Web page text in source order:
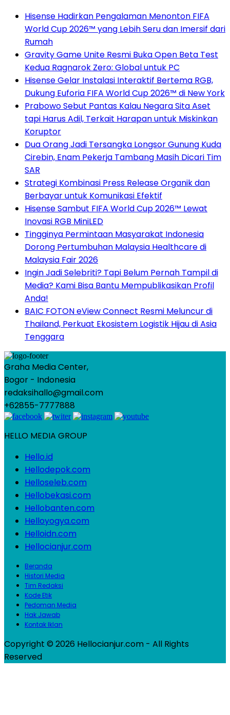
Hisense Hadirkan Pengalaman Menonton FIFA
World Cup 2026™ yang Lebih Seru dan Imersif dari
Rumah
Gravity Game Unite Resmi Buka Open Beta Test
Kedua Ragnarok Zero: Global untuk PC
Hisense Gelar Instalasi Interaktif Bertema RGB,
Dukung Euforia FIFA World Cup 2026™ di New York
Prabowo Sebut Pantas Kalau Negara Sita Aset
tapi Harus Adil, Terkait Harapan untuk Miskinkan
Koruptor
Dua Orang Jadi Tersangka Longsor Gunung Kuda
Cirebin, Enam Pekerja Tambang Masih Dicari Tim
SAR
Strategi Kombinasi Press Release Organik dan
Berbayar untuk Komunikasi Efektif
Hisense Sambut FIFA World Cup 2026™ Lewat
Inovasi RGB MiniLED
Tingginya Permintaan Masyarakat Indonesia
Dorong Pertumbuhan Malaysia Healthcare di
Malaysia Fair 2026
Ingin Jadi Selebriti? Tapi Belum Pernah Tampil di
Media? Kami Bisa Bantu Mempublikasikan Profil
Anda!
BAIC FOTON eView Connect Resmi Meluncur di
Thailand, Perkuat Ekosistem Logistik Hijau di Asia
Tenggara
Graha Media Center,
Bogor - Indonesia
redaksihallo@gmail.com
+62855-7777888
HELLO MEDIA GROUP
Hello.id
Hellodepok.com
Helloseleb.com
Hellobekasi.com
Hellobanten.com
Helloyogya.com
Helloidn.com
Hellocianjur.com
Beranda
Histori Media
Tim Redaksi
Kode Etik
Pedoman Media
Hak Jawab
Kontak Iklan
Copyright © 2026 Hellocianjur.com - All Rights
Reserved